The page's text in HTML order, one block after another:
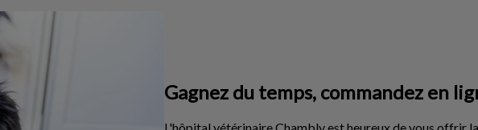
Gagnez du temps, commandez en